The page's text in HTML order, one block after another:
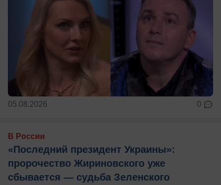
05.08.2026 0
В России
«Последний президент Украины»:
пророчество Жириновского уже
сбывается — судьба Зеленского